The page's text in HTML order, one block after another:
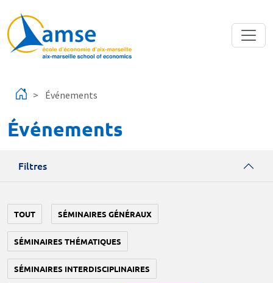
Événements
Événements
Filtres
TOUT SÉMINAIRES GÉNÉRAUX
SÉMINAIRES THÉMATIQUES
SÉMINAIRES INTERDISCIPLINAIRES